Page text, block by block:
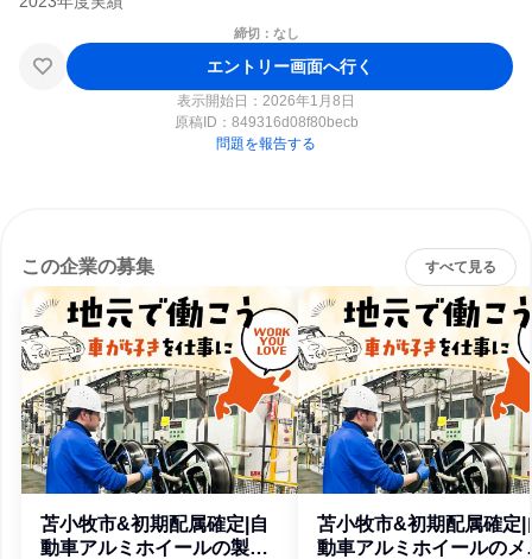
締切：なし
エントリー画面へ行く
表示開始日：2026年1月8日
原稿ID： 849316d08f80becb
問題を報告する
この企業の募集 すべて見る
苫小牧市&初期配属確定|自
動車アルミホイールの製造
苫小牧市&初期配属確定|
動車アルミホイールのメ